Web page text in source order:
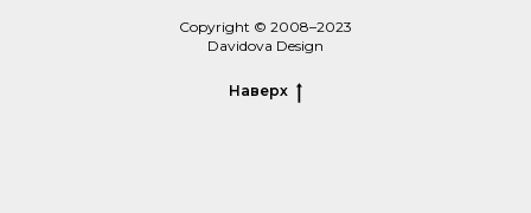
Copyright © 2008–2023
Davidova Design
Наверх